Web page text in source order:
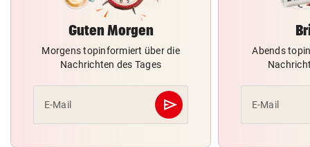
Guten Morgen
Morgens topinformiert über die
Nachrichten des Tages
E-Mail send
Abschicken
Abends
E-Mail